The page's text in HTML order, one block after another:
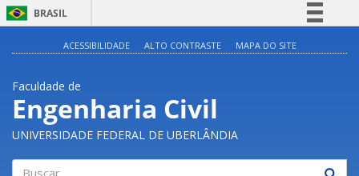
BRASIL
Legislação
Canais
ACESSIBILIDADE ALTO CONTRASTE MAPA DO SITE
Faculdade de
Engenharia Civil
UNIVERSIDADE FEDERAL DE UBERLÂNDIA